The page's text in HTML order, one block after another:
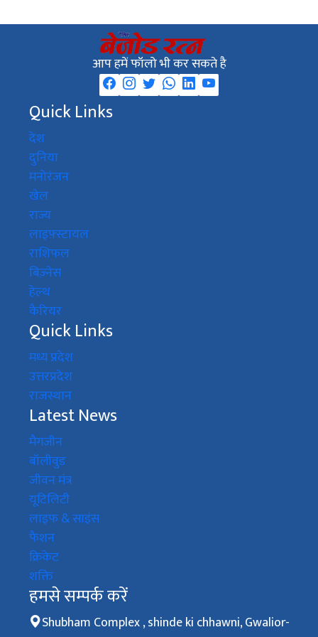
आप हमें फॉलो भी कर सकते है
Quick Links
देश
दुनिया
मनोरंजन
खेल
राज्य
लाइफ़्स्टायल
राशिफल
बिज़्नेस
हेल्थ
कैरियर
Quick Links
मध्य प्रदेश
उत्तरप्रदेश
राजस्थान
Latest News
मैगजीन
बॉलीवुड
जीवन मंत्र
यूटिलिटी
लाइफ & साइंस
फैशन
क्रिकेट
शक्ति
हमसे सम्पर्क करें
Shubham Complex , shinde ki chhawni, Gwalior-